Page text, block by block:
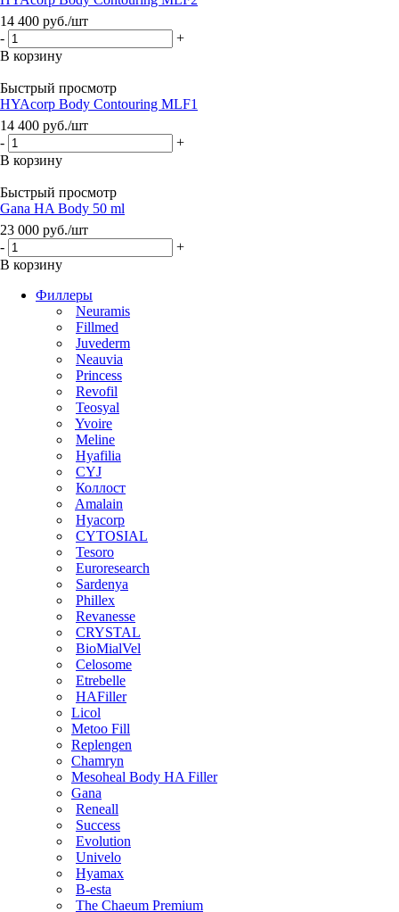
14 400 руб./шт
-
+
В корзину
Быстрый просмотр
HYAcorp Body Contouring MLF1
14 400 руб./шт
-
+
В корзину
Быстрый просмотр
Gana HA Body 50 ml
23 000 руб./шт
-
+
В корзину
Филлеры
Neuramis
Fillmed
Juvederm
Neauvia
Princess
Revofil
Teosyal
Yvoire
Meline
Hyafilia
CYJ
Коллост
Amalain
Hyacorp
CYTOSIAL
Tesoro
Euroresearch
Sardenya
Phillex
Revanesse
CRYSTAL
BioMialVel
Celosome
Etrebelle
HAFiller
Licol
Metoo Fill
Replengen
Chamryn
Mesoheal Body HA Filler
Gana
Reneall
Success
Evolution
Univelo
Hyamax
B-esta
The Chaeum Premium